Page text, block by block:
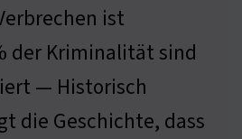
ist
der Kriminalität sind
— Historisch
die Geschichte, dass